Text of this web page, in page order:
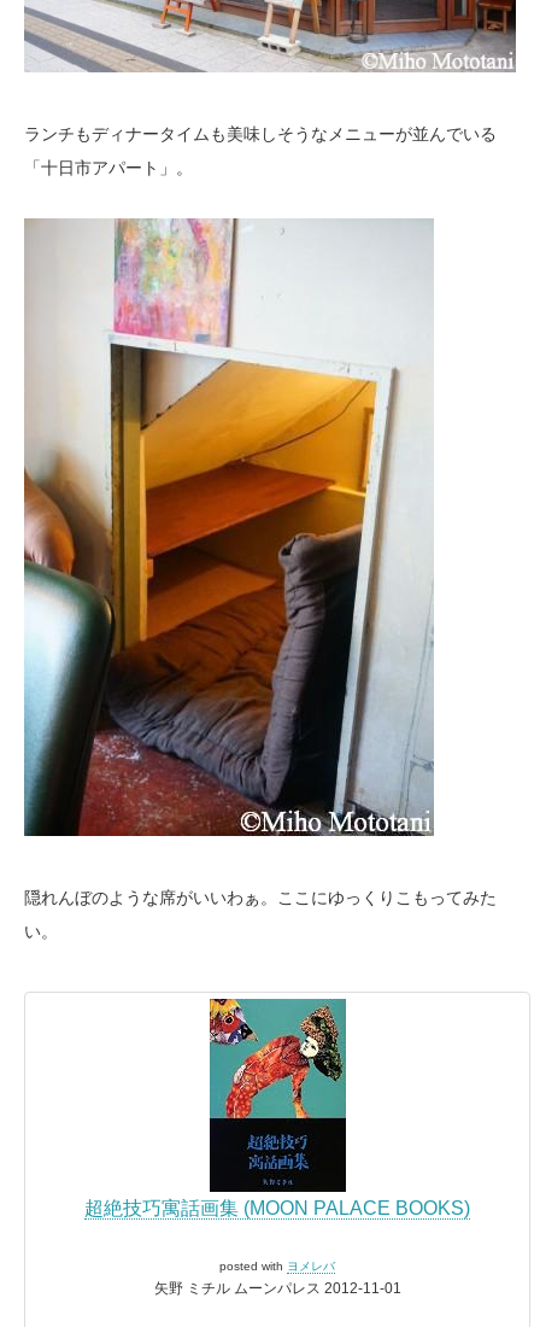
ランチもディナータイムも美味しそうなメニューが並んでいる
「十日市アパート」。
隠れんぼのような席がいいわぁ。ここにゆっくりこもってみた
い。
超絶技巧寓話画集 (MOON PALACE BOOKS)
posted with ヨメレバ
矢野 ミチル ムーンパレス 2012-11-01